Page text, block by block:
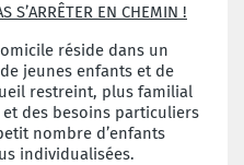
S’ARRÊTER EN CHEMIN !
réside dans un
jeunes enfants et de
restreint, plus familial
des besoins particuliers
nombre d’enfants
individualisées.